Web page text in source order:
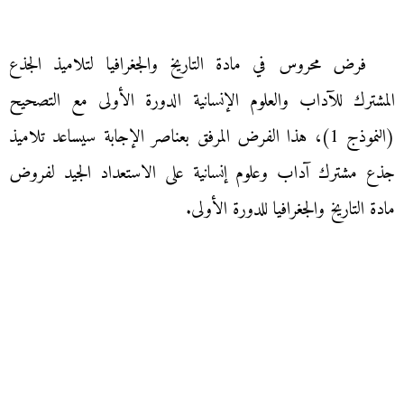
فرض محروس في مادة التاريخ والجغرافيا لتلاميذ الجذع
المشترك للآداب والعلوم الإنسانية الدورة الأولى مع التصحيح
(النموذج 1)، هذا الفرض المرفق بعناصر الإجابة سيساعد تلاميذ
جذع مشترك آداب وعلوم إنسانية على الاستعداد الجيد لفروض
مادة التاريخ والجغرافيا للدورة الأولى.